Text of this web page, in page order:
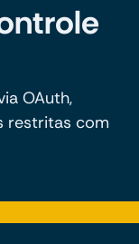
OAuth,
restritas com